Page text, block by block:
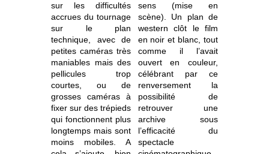
sur les difficultés
accrues du tournage
sur le plan
technique, avec de
petites caméras très
maniables mais des
pellicules trop
courtes, ou de
grosses caméras à
fixer sur des trépieds
qui fonctionnent plus
longtemps mais sont
moins mobiles. A
sens (mise en
scène). Un plan de
western clôt le film
en noir et blanc, tout
comme il l’avait
ouvert en couleur,
célébrant par ce
renversement la
possibilité de
retrouver une
archive sous
l’efficacité du
spectacle